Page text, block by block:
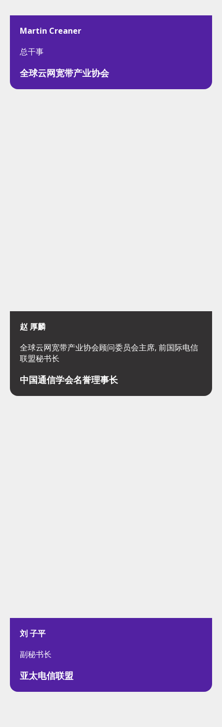
Martin Creaner
总干事
全球云网宽带产业协会
赵 厚麟
全球云网宽带产业协会顾问委员会主席, 前国际电信
联盟秘书长
中国通信学会名誉理事长
刘 子平
副秘书长
亚太电信联盟